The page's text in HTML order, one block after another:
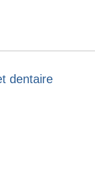
dentaire